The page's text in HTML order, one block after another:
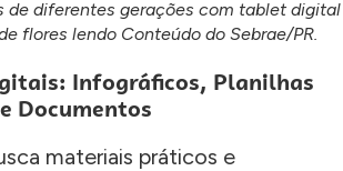
de diferentes gerações com tablet digital
flores lendo Conteúdo do Sebrae/PR.
Infográficos, Planilhas
Documentos
materiais práticos e